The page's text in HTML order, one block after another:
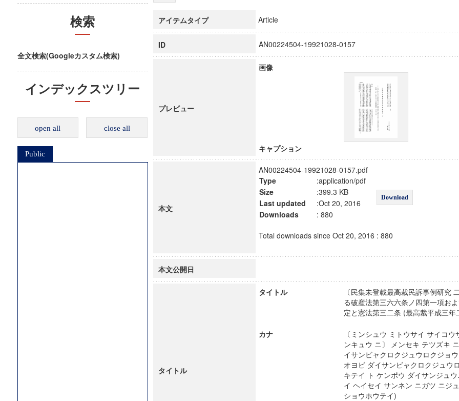
検索
全文検索(Googleカスタム検索)
インデックスツリー
open all close all
Public
アイテムタイプ Article
ID AN00224504-19921028-0157
プレビュー
画像
キャプション
本文
AN00224504-19921028-0157.pdf
Type
:application/pdf
Download
Size
:399.3 KB
Last updated
:Oct 20, 2016
Downloads
: 880
Total downloads since Oct 20, 2016 : 880
本文公開日
タイトル
タイトル
〔民集未登載最高裁民訴事例研究
る破産法第三六六条ノ四第一項お
定と憲法第三二条 (最高裁平成三
カナ
〔ミンシュウ ミトウサイ サイコ
ンキュウ ニ〕 メンセキ テツズキ
イサンビャクロクジュウロクジョ
オヨビ ダイサンビャクロクジュウ
キテイ ト ケンポウ ダイサンジュ
イ ヘイセイ サンネン ニガツ ニジ
ショウホウテイ)